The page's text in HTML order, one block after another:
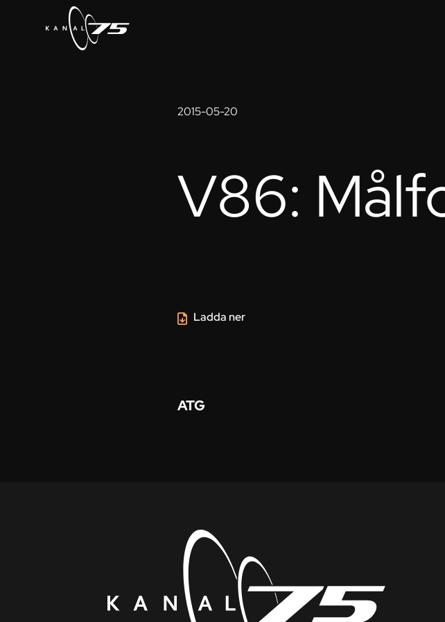
2015-05-20
V86:
Ladda ner
ATG